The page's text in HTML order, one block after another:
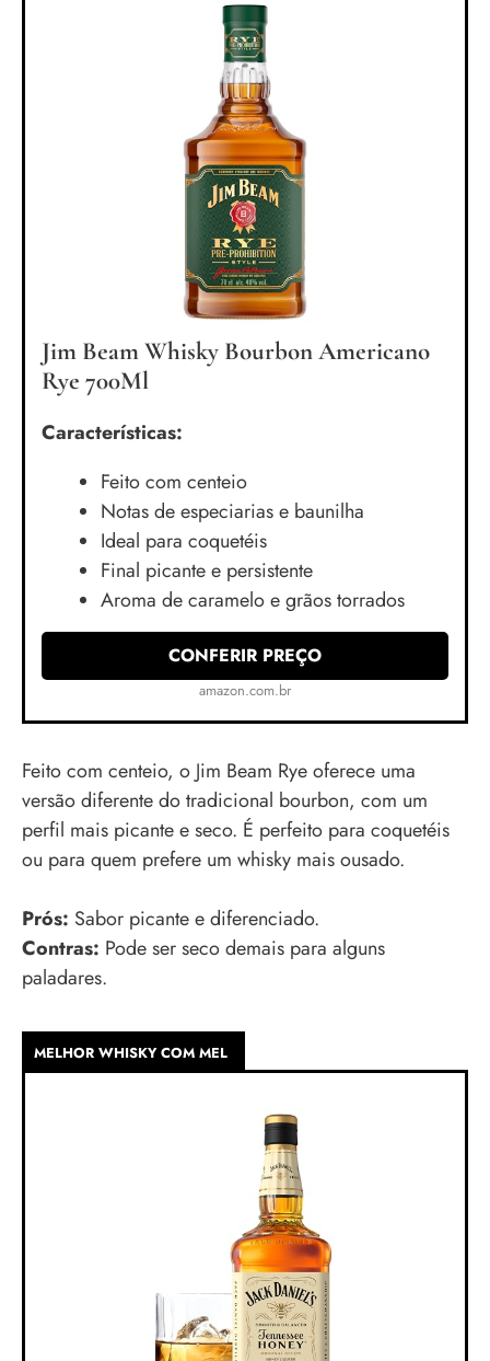
Jim Beam Whisky Bourbon Americano
Rye 700Ml
Características:
Feito com centeio
Notas de especiarias e baunilha
Ideal para coquetéis
Final picante e persistente
Aroma de caramelo e grãos torrados
CONFERIR PREÇO
amazon.com.br
Feito com centeio, o Jim Beam Rye oferece uma
versão diferente do tradicional bourbon, com um
perfil mais picante e seco. É perfeito para coquetéis
ou para quem prefere um whisky mais ousado.
Prós: Sabor picante e diferenciado.
Contras: Pode ser seco demais para alguns
paladares.
MELHOR WHISKY COM MEL